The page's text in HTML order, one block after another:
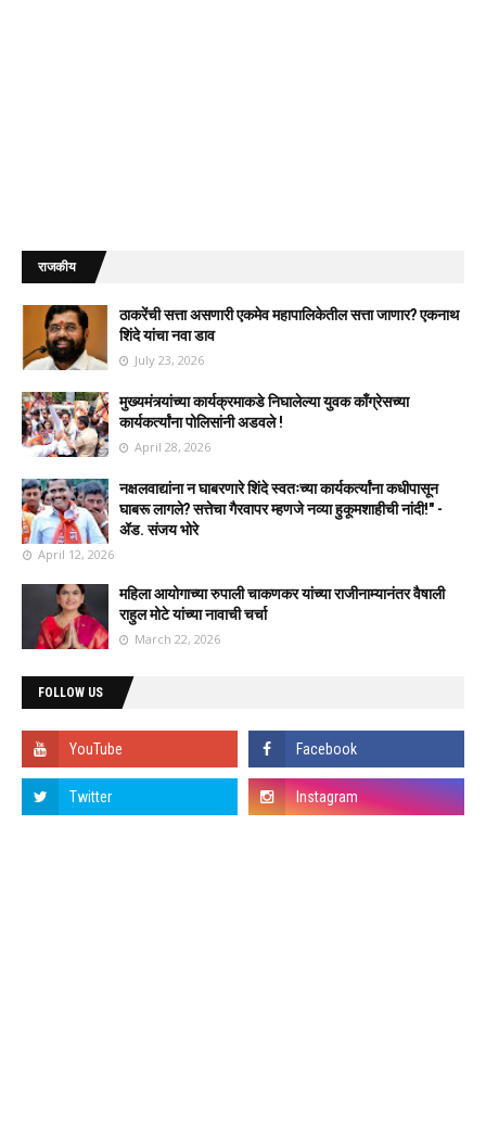
राजकीय
ठाकरेंची सत्ता असणारी एकमेव महापालिकेतील सत्ता जाणार? एकनाथ
शिंदे यांचा नवा डाव
July 23, 2026
मुख्यमंत्र्यांच्या कार्यक्रमाकडे निघालेल्या युवक काँग्रेसच्या
कार्यकर्त्यांना पोलिसांनी अडवले !
April 28, 2026
नक्षलवाद्यांना न घाबरणारे शिंदे स्वतःच्या कार्यकर्त्यांना कधीपासून
घाबरू लागले? सत्तेचा गैरवापर म्हणजे नव्या हुकूमशाहीची नांदी!" -
ॲड. संजय भोरे
April 12, 2026
महिला आयोगाच्या रुपाली चाकणकर यांच्या राजीनाम्यानंतर वैषाली
राहुल मोटे यांच्या नावाची चर्चा
March 22, 2026
FOLLOW US